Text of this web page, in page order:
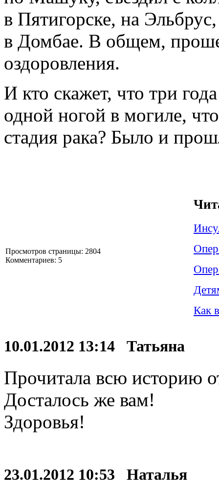
в Пятигорске, на
в Домбае. В общем,
оздоровления.
И кто скажет, что три
одной ногой в могиле,
стадия рака? Было и
Просмотров страницы: 2804
Комментариев: 5
Как
10.01.2012 13:14 Татьяна
Прочитала всю историю
Досталось же вам!
Здоровья!
23.01.2012 10:53 Наталья